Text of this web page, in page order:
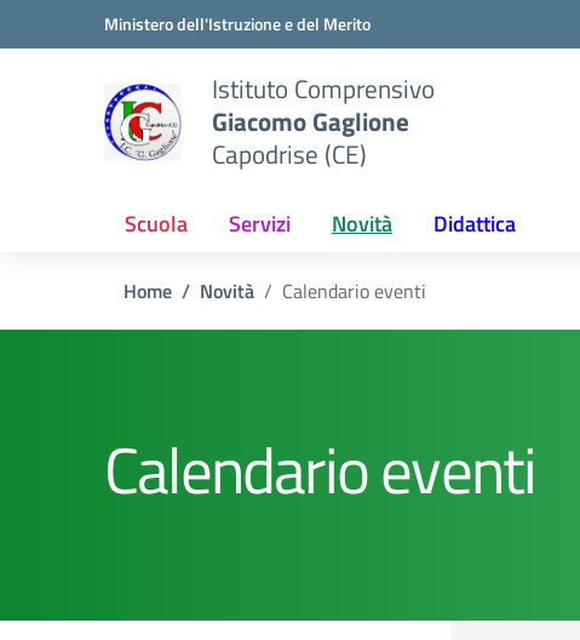
Vai ai contenuti
Vai al menu di navigazioneMinistero dell'Istruzione e del Merito
Istituto Comprensivo
Giacomo Gaglione
Capodrise (CE)
Scuola Servizi Novità Didattica
Home Novità Calendario eventi
Calendario eventi